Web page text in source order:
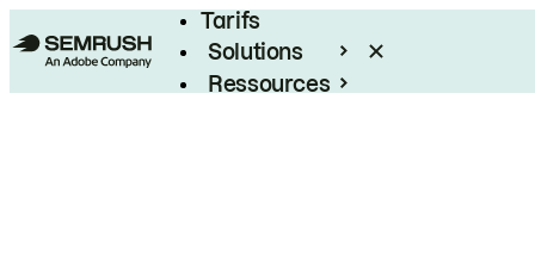
Tarifs
Solutions
Ressources